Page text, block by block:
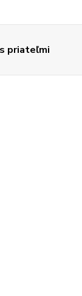
priateľmi